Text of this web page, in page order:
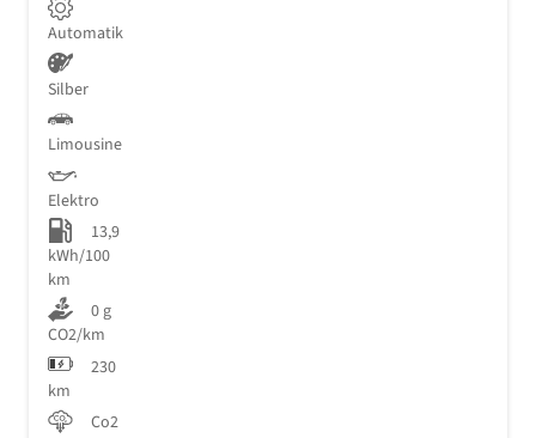
Automatik
Silber
Limousine
Elektro
13,9
kWh/100
km
0 g
CO2/km
230
km
Co2